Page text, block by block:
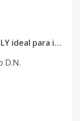
Proyecto en Naco AIRBNB FRIENDLY ideal para inversión.
D.N.